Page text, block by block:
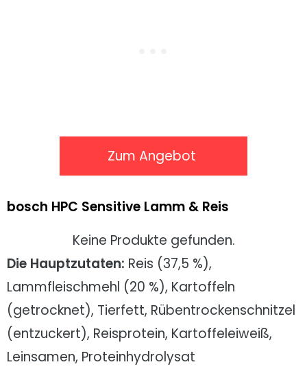
Zum Angebot
bosch HPC Sensitive Lamm & Reis
Keine Produkte gefunden.
Die Hauptzutaten: Reis (37,5 %),
Lammfleischmehl (20 %), Kartoffeln
(getrocknet), Tierfett, Rübentrockenschnitzel
(entzuckert), Reisprotein, Kartoffeleiweiß,
Leinsamen, Proteinhydrolysat